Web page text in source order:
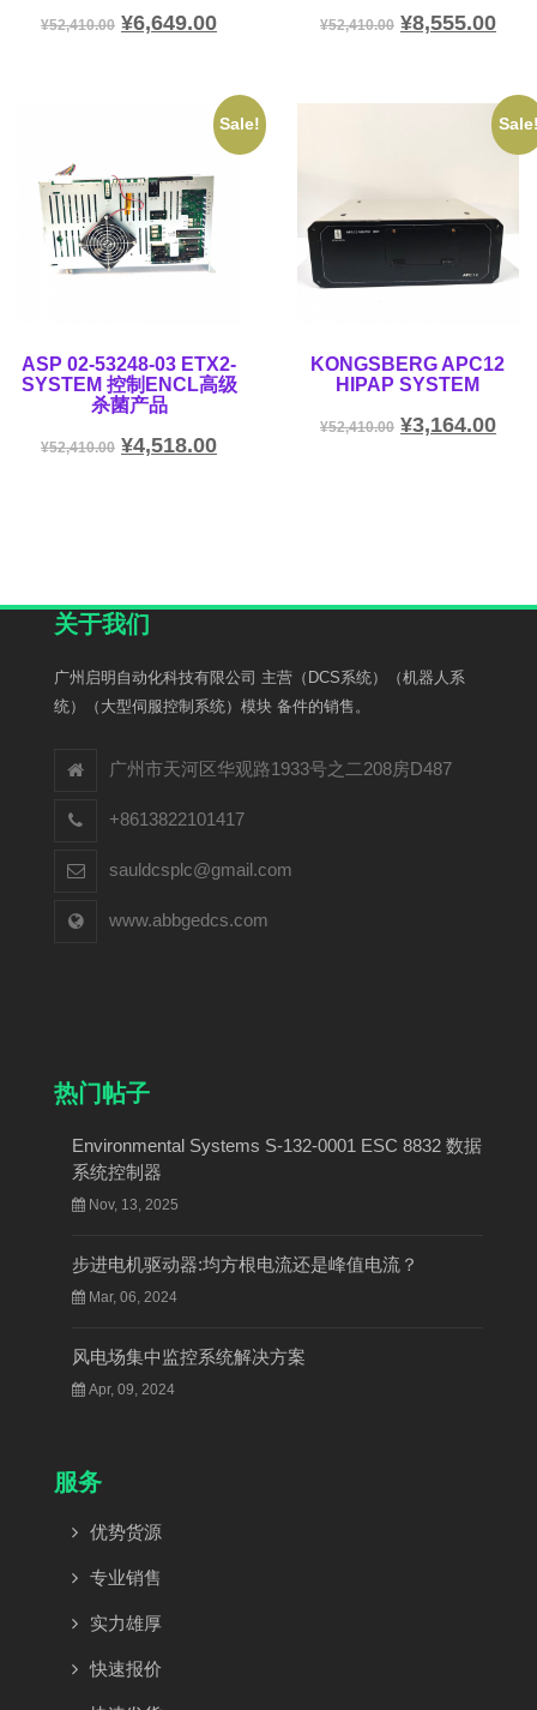
¥52,410.00 ¥6,649.00 ¥52,410.00 ¥8,555.00
Sale!
ASP 02-53248-03 ETX2-
SYSTEM 控制ENCL高级
杀菌产品
¥52,410.00 ¥4,518.00
KONGSBERG APC12
HIPAP SYSTEM
¥52,410.00 ¥3,164.00
关于我们
广州启明自动化科技有限公司 主营（DCS系统）（机器人系
统）（大型伺服控制系统）模块 备件的销售。
广州市天河区华观路1933号之二208房D487
+8613822101417
sauldcsplc@gmail.com
www.abbgedcs.com
热门帖子
Environmental Systems S-132-0001 ESC 8832 数据
系统控制器
Nov, 13, 2025
步进电机驱动器:均方根电流还是峰值电流？
Mar, 06, 2024
风电场集中监控系统解决方案
Apr, 09, 2024
服务
优势货源
专业销售
实力雄厚
快速报价